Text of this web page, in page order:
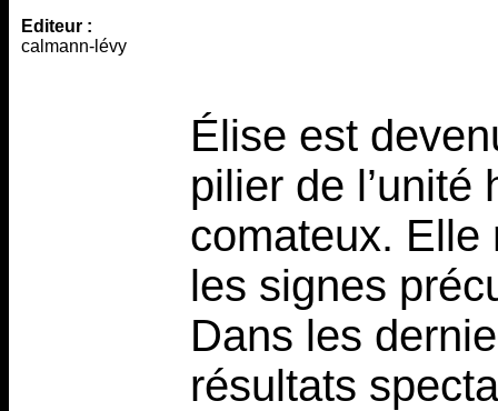
Editeur :
calmann-lévy
Élise est
pilier de
comateux. Elle
les signes
Dans les
résultats